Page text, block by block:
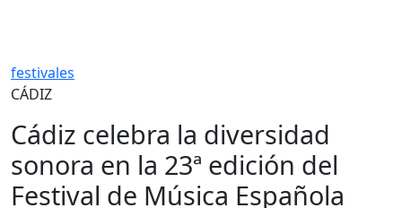
festivales
CÁDIZ
Cádiz celebra la diversidad
sonora en la 23ª edición del
Festival de Música Española